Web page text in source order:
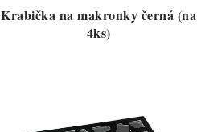
Krabička na makronky černá (na
4ks)